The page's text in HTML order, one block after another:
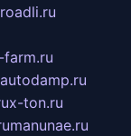
roadli.ru
autodamp.ru
x-ton.ru
manunae.ru